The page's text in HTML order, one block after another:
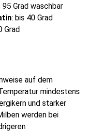
Grad waschbar
: bis 40 Grad
Grad
auf dem
mindestens
und starker
werden bei